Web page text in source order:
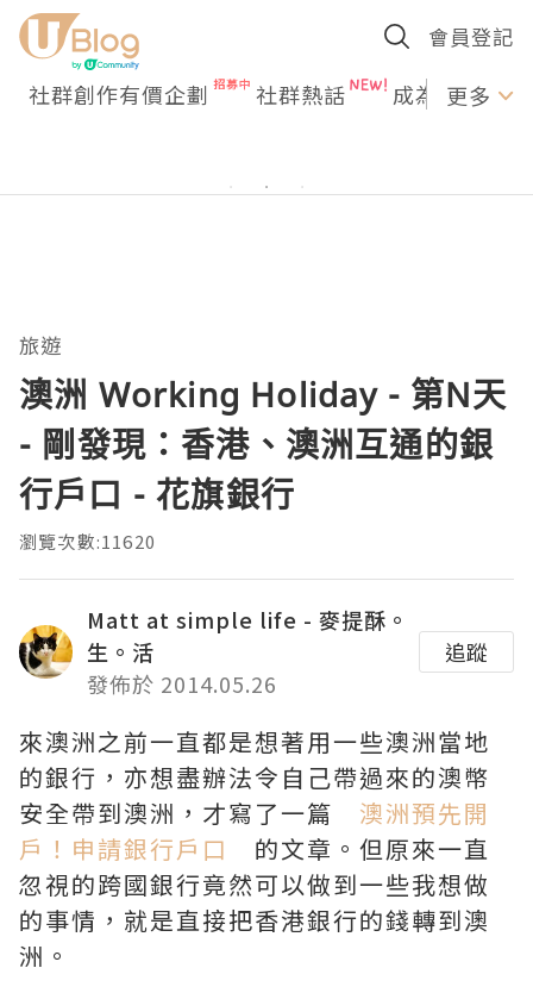
會員登記
社群創作有價企劃 社群熱話 成為U更多
旅遊
澳洲 Working Holiday - 第N天
- 剛發現：香港、澳洲互通的銀
行戶口 - 花旗銀行
瀏覽次數:11620
Matt at simple life - 麥提酥。
生。活
發佈於 2014.05.26
追蹤
來澳洲之前一直都是想著用一些澳洲當地
的銀行，亦想盡辦法令自己帶過來的澳幣
安全帶到澳洲，才寫了一篇 澳洲預先開
戶！申請銀行戶口
的文章。但原來一直
忽視的跨國銀行竟然可以做到一些我想做
的事情，就是直接把香港銀行的錢轉到澳
洲。